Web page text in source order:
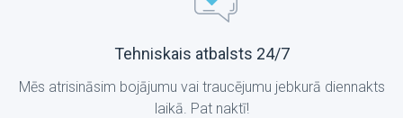
Tehniskais atbalsts 24/7
Mēs atrisināsim bojājumu vai traucējumu jebkurā diennakts
laikā. Pat naktī!